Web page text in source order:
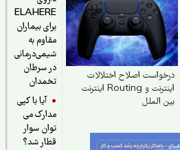
ELAHERE
برای بیماران
مقاوم به
شیمی‌درمانی
در سرطان
تخمدان
آیا با کپی
مدارک می
توان سوار
قطار شد؟
اصلاح اختلالات
اینترنت و Routing اینترنت